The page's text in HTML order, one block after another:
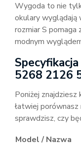
Wygoda to nie
okulary wyglądają
rozmiar S pomaga
modnym
5268 2126
Poniżej
łatwiej
sprawdzisz, czy
Model / Nazwa